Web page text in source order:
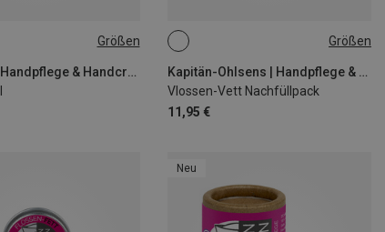
Größen
Crimp Oil | Handpflege & Handcreme
Größen
Kapitän-Ohlsens | Handpflege & Handcreme
Vlossen-Vett Nachfüllpack
11,95 €
18G
Neu